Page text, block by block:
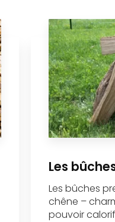
Les
Les bûches
chêne –
pouvoir